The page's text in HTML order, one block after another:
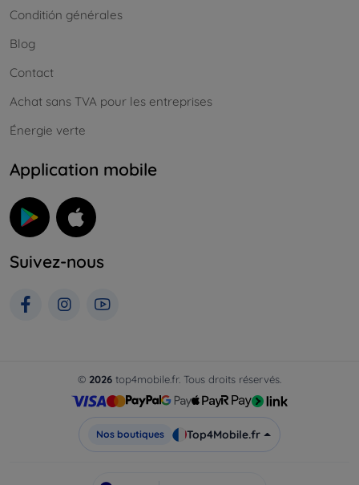
Conditión générales
Blog
Contact
Achat sans TVA pour les entreprises
Énergie verte
Application mobile
Suivez-nous
© 2026 top4mobile.fr. Tous droits réservés.
Nos boutiques Top4Mobile.fr